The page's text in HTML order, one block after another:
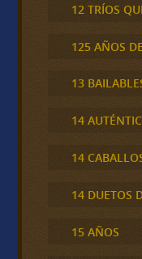
12 TRÍOS
125 AÑOS
13
14
14
14 DUETOS
15 AÑOS